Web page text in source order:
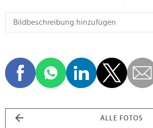
ALLE FOTOS